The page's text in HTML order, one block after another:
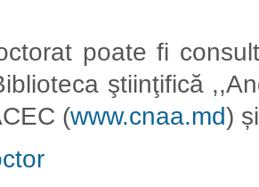
poate fi
ştiinţifică
(www.cnaa.md)